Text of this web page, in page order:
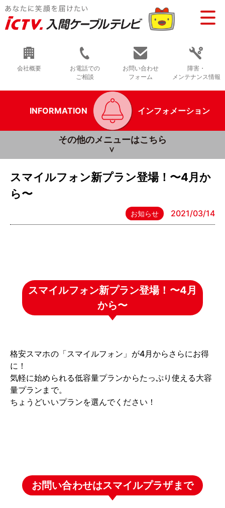
会社概要
お電話での
ご相談
お問い合わせ
フォーム
障害・
メンテナンス情報
INFORMATION インフォメーション
その他のメニューはこちら
スマイルフォン新プラン登場！〜4月か
ら〜
お知らせ 2021/03/14
スマイルフォン新プラン登場！〜4月
から〜
格安スマホの「スマイルフォン」が4月からさらにお得
に！
気軽に始められる低容量プランからたっぷり使える大容
量プランまで。
ちょうどいいプランを選んでください！
お問い合わせはスマイルプラザまで